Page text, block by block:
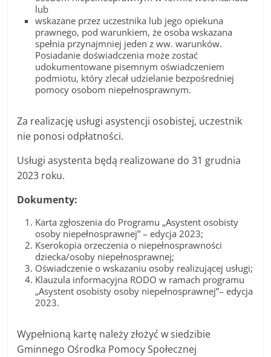
lub
wskazane przez uczestnika lub jego opiekuna
prawnego, pod warunkiem, że osoba wskazana
spełnia przynajmniej jeden z ww. warunków.
Posiadanie doświadczenia może zostać
udokumentowane pisemnym oświadczeniem
podmiotu, który zlecał udzielanie bezpośredniej
pomocy osobom niepełnosprawnym.
Za realizację usługi asystencji osobistej, uczestnik
nie ponosi odpłatności.
Usługi asystenta będą realizowane do 31 grudnia
2023 roku.
Dokumenty:
Karta zgłoszenia do Programu „Asystent osobisty
osoby niepełnosprawnej” – edycja 2023;
Kserokopia orzeczenia o niepełnosprawności
dziecka/osoby niepełnosprawnej;
Oświadczenie o wskazaniu osoby realizującej usługi;
Klauzula informacyjna RODO w ramach programu
„Asystent osobisty osoby niepełnosprawnej”– edycja
2023.
Wypełnioną kartę należy złożyć w siedzibie
Gminnego Ośrodka Pomocy Społecznej